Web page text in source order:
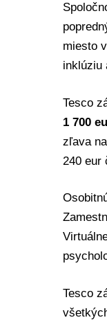
miesto
inklúziu
Tesco
1 700
zľava
240 eur
Tesco